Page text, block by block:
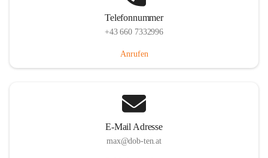
Telefonnummer
+43 660 7332996
Anrufen
E-Mail Adresse
max@dob-ten.at